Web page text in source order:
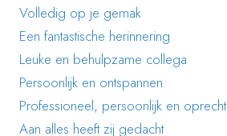
Volledig op je gemak
Een fantastische herinnering
Leuke en behulpzame collega
Persoonlijk en ontspannen
Professioneel, persoonlijk en oprecht
Aan alles heeft zij gedacht